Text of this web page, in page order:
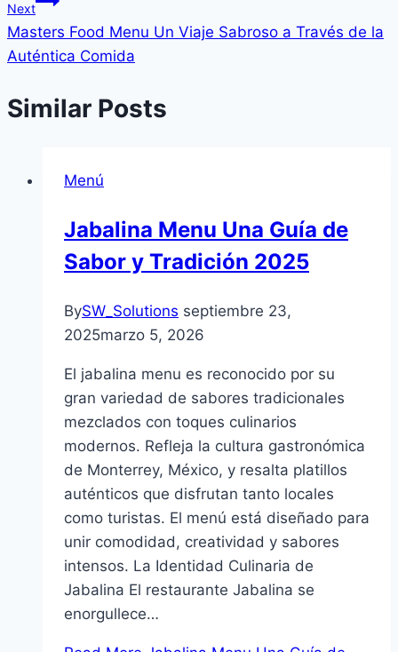
Next
Masters Food Menu Un Viaje Sabroso a Través de la
Auténtica Comida
Similar Posts
Menú
Jabalina Menu Una Guía de
Sabor y Tradición 2025
BySW_Solutions septiembre 23,
2025marzo 5, 2026
El jabalina menu es reconocido por su
gran variedad de sabores tradicionales
mezclados con toques culinarios
modernos. Refleja la cultura gastronómica
de Monterrey, México, y resalta platillos
auténticos que disfrutan tanto locales
como turistas. El menú está diseñado para
unir comodidad, creatividad y sabores
intensos. La Identidad Culinaria de
Jabalina El restaurante Jabalina se
enorgullece…